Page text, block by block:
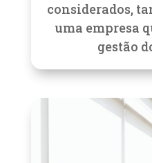
considerados,
uma empresa
gestão